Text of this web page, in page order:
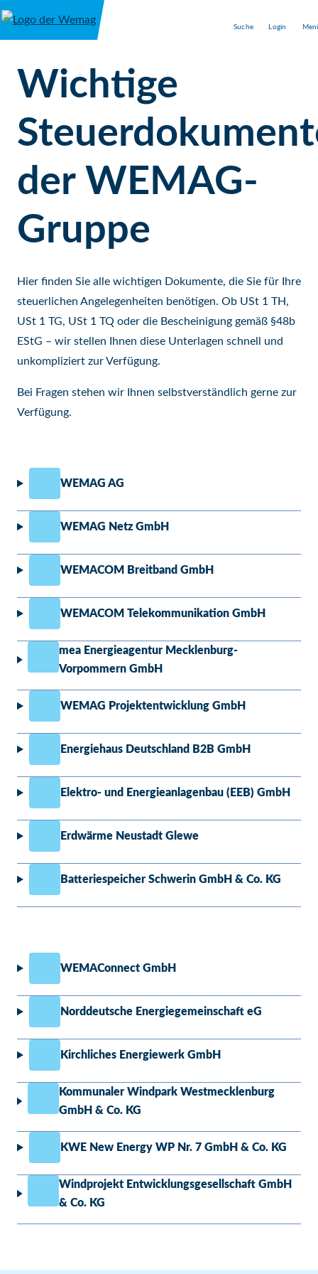
Direkt zum Inhalt
Suche Login
Wichtige
der WEMAG-
Gruppe
Hier finden Sie alle wichtigen Dokumente, die Sie für Ihre
steuerlichen Angelegenheiten benötigen. Ob USt 1 TH,
USt 1 TG, USt 1 TQ oder die Bescheinigung gemäß §48b
EStG – wir stellen Ihnen diese Unterlagen schnell und
unkompliziert zur Verfügung.
Bei Fragen stehen wir Ihnen selbstverständlich gerne zur
Verfügung.
WEMAG AG
WEMAG Netz GmbH
WEMACOM Breitband GmbH
WEMACOM Telekommunikation GmbH
mea Energieagentur Mecklenburg-
Vorpommern GmbH
WEMAG Projektentwicklung GmbH
Energiehaus Deutschland B2B GmbH
Elektro- und Energieanlagenbau (EEB) GmbH
Erdwärme Neustadt Glewe
Batteriespeicher Schwerin GmbH & Co. KG
WEMAConnect GmbH
Norddeutsche Energiegemeinschaft eG
Kirchliches Energiewerk GmbH
Kommunaler Windpark Westmecklenburg
GmbH & Co. KG
KWE New Energy WP Nr. 7 GmbH & Co. KG
Windprojekt Entwicklungsgesellschaft GmbH
& Co. KG